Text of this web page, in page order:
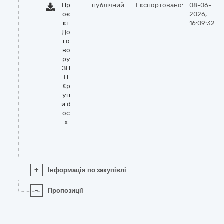
Пр
оє
кт
До
го
во
ру
ЗП
П
Кр
уп
и.d
oc
x
публічний Експортовано:
08-06-
2026,
16:09:32
+ Інформація по закупівлі
- Пропозиції